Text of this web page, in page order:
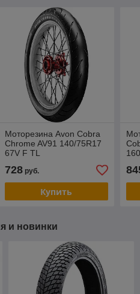
Моторезина Avon Cobra
Chrome AV91 140/75R17
67V F TL
728руб.
Купить
и новинки